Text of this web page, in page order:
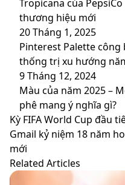
Tropicana của
thương hiệu mới
20 Tháng 1, 2025
Pinterest Palette công
thống trị xu hướng
9 Tháng 12, 2024
Màu của năm 2025 –
phê mang ý nghĩa gì?
Kỳ
FIFA
World
Cup
đầu
Kỳ FIFA World Cup đầu
Gmail
kỷ
niệm
18
Gmail kỷ niệm 18 năm
mới
Related Articles